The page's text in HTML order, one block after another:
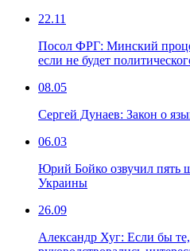
22.11
Посол ФРГ: Минский
если не будет
08.05
Сергей Дунаев: Закон о
06.03
Юрий Бойко озвучил пять
Украины
26.09
Александр Хуг: Если бы